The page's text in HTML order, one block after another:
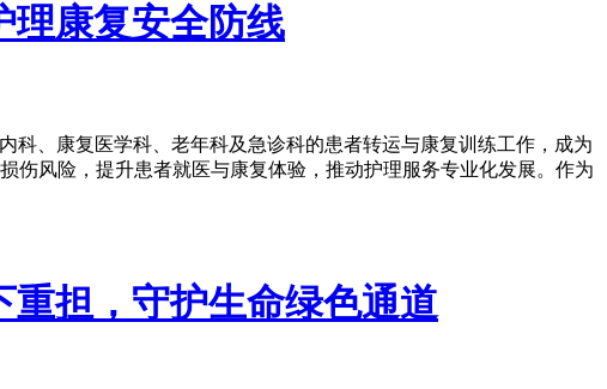
理康复安全防线
科、康复医学科、老年科及急诊科的患者转运与康复训练工作，成为
伤风险，提升患者就医与康复体验，推动护理服务专业化发展。作为
重担，守护生命绿色通道